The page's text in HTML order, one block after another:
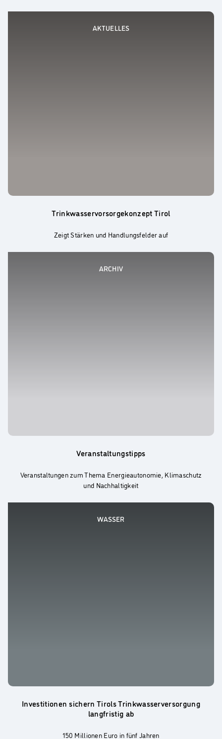
AKTUELLES
Trinkwasservorsorgekonzept Tirol
Zeigt Stärken und Handlungsfelder auf
ARCHIV
Veranstaltungstipps
Veranstaltungen zum Thema Energieautonomie, Klimaschutz
und Nachhaltigkeit
WASSER
Investitionen sichern Tirols Trinkwasserversorgung
langfristig ab
150 Millionen Euro in fünf Jahren